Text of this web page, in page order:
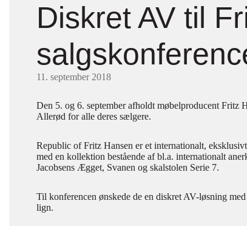
Diskret AV til
11. september 2018
Den 5. og 6. september afholdt møbelproducent Fritz
Allerød for alle deres sælgere.
Republic of Fritz Hansen er et internationalt,
med en kollektion bestående af bl.a. internationalt
Jacobsens Ægget, Svanen og skalstolen Serie 7.
Til konferencen ønskede de en diskret AV-løsning
lign.